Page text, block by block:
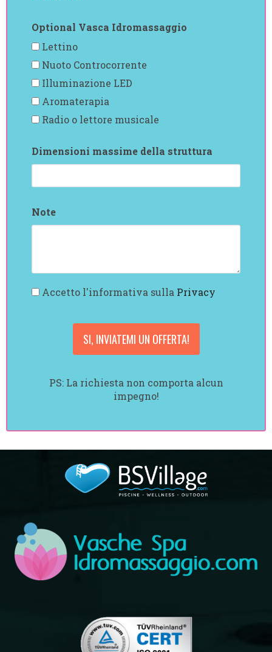
Optional Vasca Idromassaggio
Lettino
Nuoto Controcorrente
Illuminazione LED
Aromaterapia
Radio o lettore musicale
Dimensioni massime della struttura
Note
Accetto l'informativa sulla Privacy
PS: La richiesta non comporta alcun
impegno!